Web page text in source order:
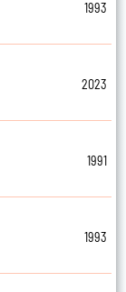
1993
2023
1991
1993